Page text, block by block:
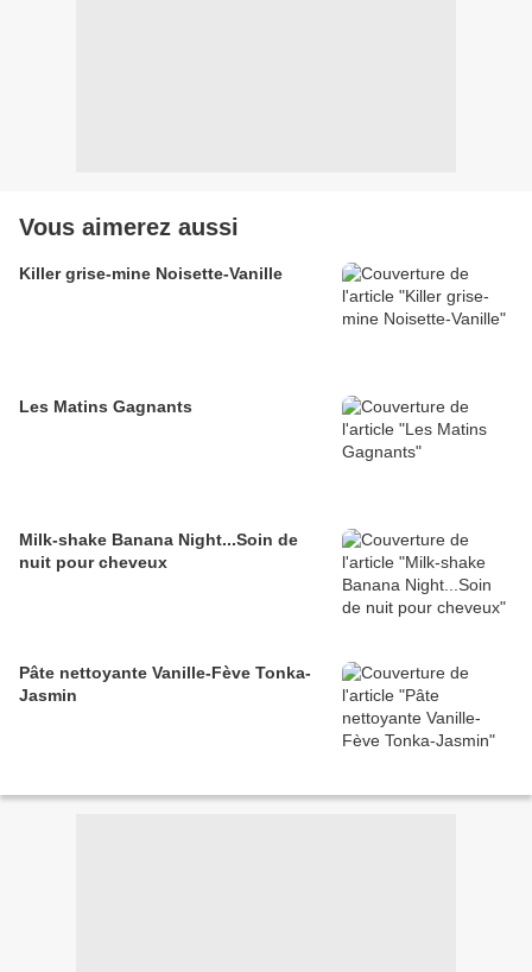
Vous aimerez aussi
Killer grise-mine Noisette-Vanille
Les Matins Gagnants
Milk-shake Banana Night...Soin de
nuit pour cheveux
Pâte nettoyante Vanille-Fève Tonka-
Jasmin